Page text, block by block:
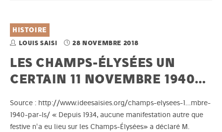
HISTOIRE
LOUIS SAISI 28 NOVEMBRE 2018
LES CHAMPS-ÉLYSÉES UN
CERTAIN 11 NOVEMBRE 1940…
Source : http://www.ideesaisies.org/champs-elysees-1…mbre-
1940-par-ls/ « Depuis 1934, aucune manifestation autre que
festive n'a eu lieu sur les Champs-Élysées» a déclaré M.